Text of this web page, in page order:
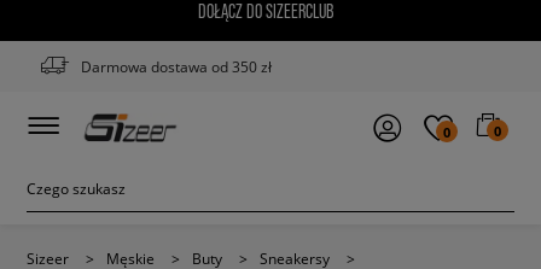
DOŁĄCZ DO SIZEERCLUB
Darmowa dostawa od 350 zł
0 0
Sizeer > Męskie > Buty > Sneakersy
>